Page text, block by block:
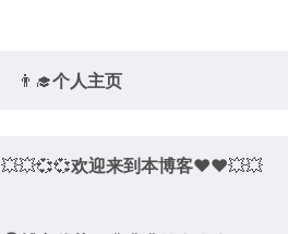
👨‍🎓个人主页
💥💥💞💞欢迎来到本博客❤️❤️💥💥